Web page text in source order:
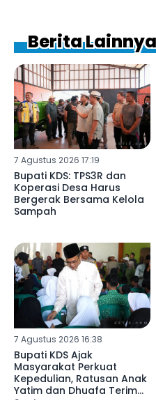
Berita
7 Agustus 2026 17:19
Bupati KDS: TPS3R dan
Koperasi Desa Harus
Bergerak Bersama Kelola
Sampah
7 Agustus 2026 16:38
Bupati KDS Ajak
Masyarakat Perkuat
Kepedulian, Ratusan Anak
Yatim dan Dhuafa Terima
Santunan